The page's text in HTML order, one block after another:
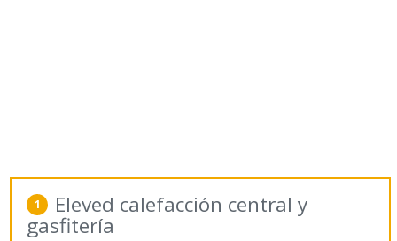
1 Eleved calefacción central y
gasfitería